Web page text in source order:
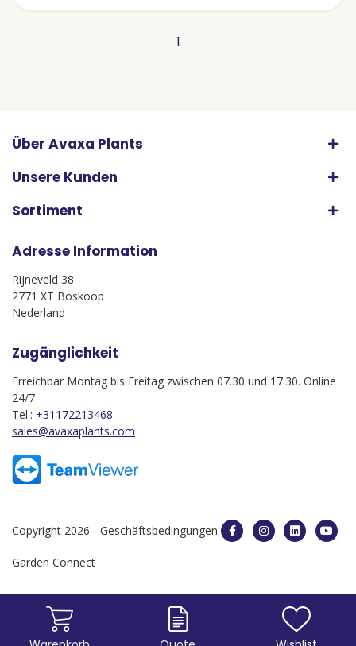
1
Über Avaxa Plants
Unsere Kunden
Sortiment
Adresse Information
Rijneveld 38
2771 XT Boskoop
Nederland
Zugänglichkeit
Erreichbar Montag bis Freitag zwischen 07.30 und 17.30. Online
24/7
Tel.: +31172213468
sales@avaxaplants.com
Copyright 2026 - Geschäftsbedingungen
Garden Connect